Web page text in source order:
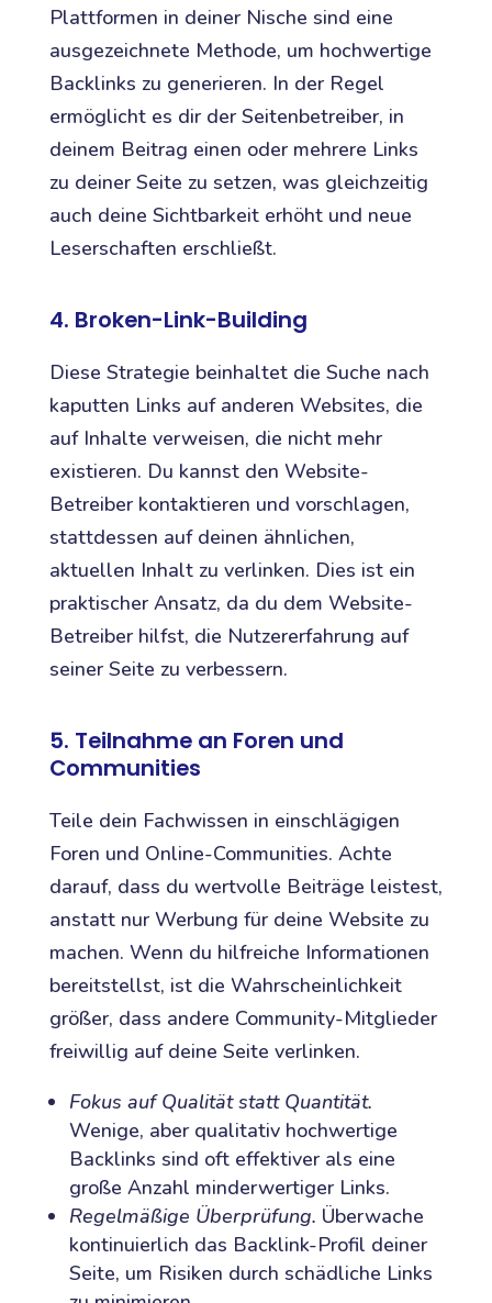
Plattformen in deiner Nische sind eine
ausgezeichnete Methode, um hochwertige
Backlinks zu generieren. In der Regel
ermöglicht es dir der Seitenbetreiber, in
deinem Beitrag einen oder mehrere Links
zu deiner Seite zu setzen, was gleichzeitig
auch deine Sichtbarkeit erhöht und neue
Leserschaften erschließt.
4. Broken-Link-Building
Diese Strategie beinhaltet die Suche nach
kaputten Links auf anderen Websites, die
auf Inhalte verweisen, die nicht mehr
existieren. Du kannst den Website-
Betreiber kontaktieren und vorschlagen,
stattdessen auf deinen ähnlichen,
aktuellen Inhalt zu verlinken. Dies ist ein
praktischer Ansatz, da du dem Website-
Betreiber hilfst, die Nutzererfahrung auf
seiner Seite zu verbessern.
5. Teilnahme an Foren und
Communities
Teile dein Fachwissen in einschlägigen
Foren und Online-Communities. Achte
darauf, dass du wertvolle Beiträge leistest,
anstatt nur Werbung für deine Website zu
machen. Wenn du hilfreiche Informationen
bereitstellst, ist die Wahrscheinlichkeit
größer, dass andere Community-Mitglieder
freiwillig auf deine Seite verlinken.
Fokus auf Qualität statt Quantität.
Wenige, aber qualitativ hochwertige
Backlinks sind oft effektiver als eine
große Anzahl minderwertiger Links.
Regelmäßige Überprüfung. Überwache
kontinuierlich das Backlink-Profil deiner
Seite, um Risiken durch schädliche Links